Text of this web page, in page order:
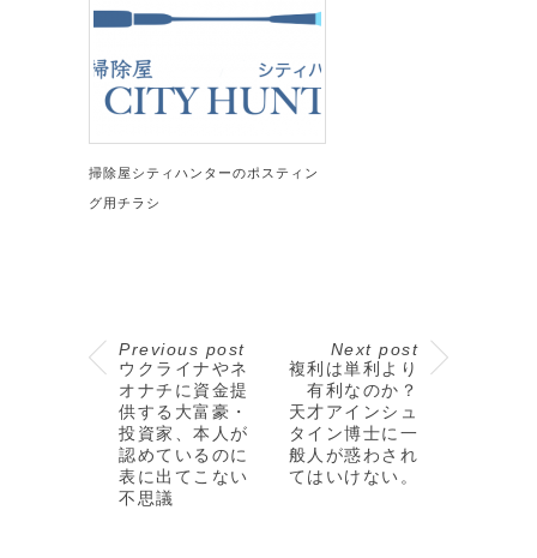
掃除屋シティハンターのポスティン
グ用チラシ
Previous post
ウクライナやネ
オナチに資金提
供する大富豪・
投資家、本人が
認めているのに
表に出てこない
不思議
Next post
複利は単利より
有利なのか？
天才アインシュ
タイン博士に一
般人が惑わされ
てはいけない。